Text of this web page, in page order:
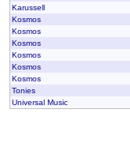
Karussell
Kosmos
Kosmos
Kosmos
Kosmos
Kosmos
Kosmos
Tonies
Universal Music